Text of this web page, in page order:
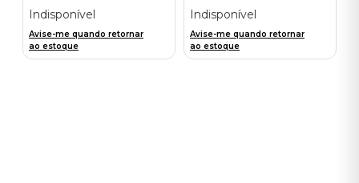
- IMPORTADO
Indisponível
Avise-me quando retornar
ao estoque
Indisponível
Avise-me quando retornar
ao estoque